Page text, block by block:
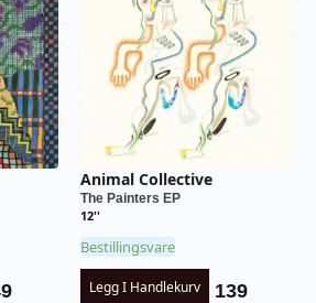
Animal Collective
The Painters EP
12''
Bestillingsvare
Legg I Handlekurv 139